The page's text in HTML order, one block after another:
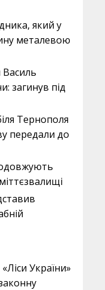
який у
металевою
Василь
загинув під
Тернополя
передали до
України»